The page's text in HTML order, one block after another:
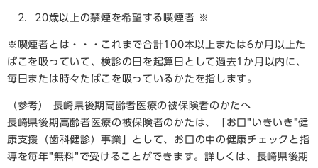
2．20歳以上の禁煙を希望する喫煙者 ※
※喫煙者とは・・・これまで合計100本以上または6か月以上た
ばこを吸っていて、検診の日を起算日として過去1か月以内に、
毎日または時々たばこを吸っているかたを指します。
（参考） 長崎県後期高齢者医療の被保険者のかたへ
長崎県後期高齢者医療の被保険者のかたは、「お口”いきいき”健
康支援（歯科健診）事業」として、お口の中の健康チェックと指
導を毎年”無料”で受けることができます。詳しくは、長崎県後期